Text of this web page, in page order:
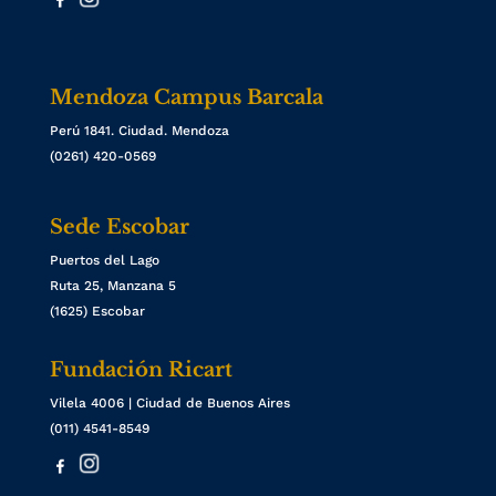
Mendoza Campus Barcala
Perú 1841. Ciudad. Mendoza
(0261) 420-0569
Sede Escobar
Puertos del Lago
Ruta 25, Manzana 5
(1625) Escobar
Fundación Ricart
Vilela 4006 | Ciudad de Buenos Aires
(011) 4541-8549